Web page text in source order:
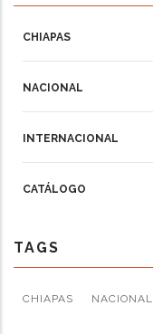
CHIAPAS
NACIONAL
INTERNACIONAL
CATÁLOGO
TAGS
CHIAPAS NACIONAL